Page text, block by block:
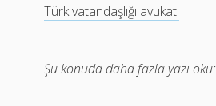
Türk vatandaşlığı avukatı
Şu konuda daha fazla yazı oku: